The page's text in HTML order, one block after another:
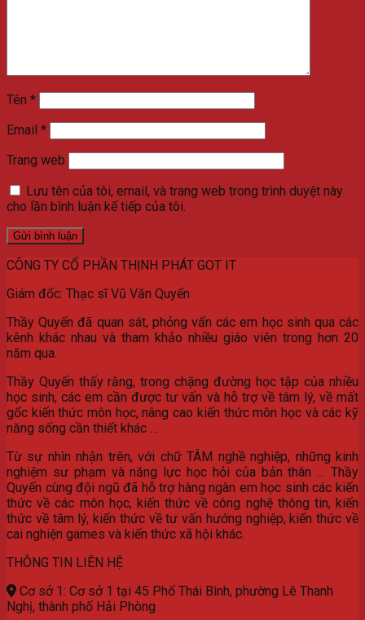
Tên *
Email *
Trang web
Lưu tên của tôi, email, và trang web trong trình duyệt này
cho lần bình luận kế tiếp của tôi.
CÔNG TY CỔ PHẦN THỊNH PHÁT GOT IT
Giám đốc: Thạc sĩ Vũ Văn Quyến
Thầy Quyến đã quan sát, phỏng vấn các em học sinh qua các
kênh khác nhau và tham khảo nhiều giáo viên trong hơn 20
năm qua.
Thầy Quyến thấy rằng, trong chặng đường học tập của nhiều
học sinh, các em cần được tư vấn và hỗ trợ về tâm lý, về mất
gốc kiến thức môn học, nâng cao kiến thức môn học và các kỹ
năng sống cần thiết khác …
Từ sự nhìn nhận trên, với chữ TÂM nghề nghiệp, những kinh
nghiệm sư phạm và năng lực học hỏi của bản thân … Thầy
Quyến cùng đội ngũ đã hỗ trợ hàng ngàn em học sinh các kiến
thức về các môn học, kiến thức về công nghệ thông tin, kiến
thức về tâm lý, kiến thức về tư vấn hướng nghiệp, kiến thức về
cai nghiện games và kiến thức xã hội khác.
THÔNG TIN LIÊN HỆ
Cơ sở 1: Cơ sở 1 tại 45 Phố Thái Bình, phường Lê Thanh
Nghị, thành phố Hải Phòng